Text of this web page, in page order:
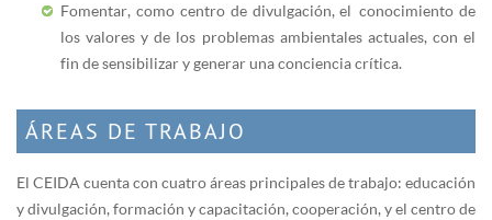
Fomentar, como centro de divulgación, el conocimiento de
los valores y de los problemas ambientales actuales, con el
fin de sensibilizar y generar una conciencia crítica.
ÁREAS DE TRABAJO
El CEIDA cuenta con cuatro áreas principales de trabajo: educación
y divulgación, formación y capacitación, cooperación, y el centro de